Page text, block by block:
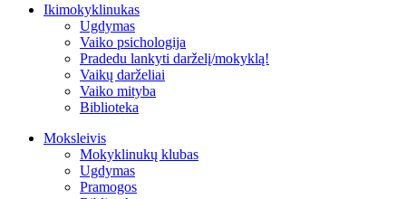
Ikimokyklinukas
Ugdymas
Vaiko psichologija
Pradedu lankyti darželį/mokyklą!
Vaikų darželiai
Vaiko mityba
Biblioteka
Moksleivis
Mokyklinukų klubas
Ugdymas
Pramogos